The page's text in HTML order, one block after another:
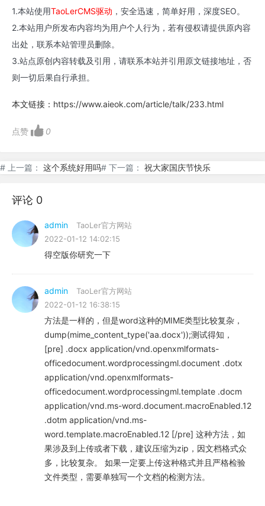
1.本站使用TaoLerCMS驱动 ，安全迅速，简单好用，深度SEO。
2.本站用户所发布内容均为用户个人行为，若有侵权请提供原内容
出处，联系本站管理员删除。
3.站点原创内容转载及引用，请联系本站并引用原文链接地址，否
则一切后果自行承担。
本文链接： https://www.aieok.com/article/talk/233.html
点赞 0
# 上一篇： 这个系统好用吗# 下一篇： 祝大家国庆节快乐
评论 0
admin
TaoLer官方网站
2022-01-12 14:02:15
得空版你研究一下
admin
TaoLer官方网站
2022-01-12 16:38:15
方法是一样的，但是word这种的MIME类型比较复杂，
dump(mime_content_type('aa.docx'));测试得知，
[pre] .docx application/vnd.openxmlformats-
officedocument.wordprocessingml.document .dotx
application/vnd.openxmlformats-
officedocument.wordprocessingml.template .docm
application/vnd.ms-word.document.macroEnabled.12
.dotm application/vnd.ms-
word.template.macroEnabled.12 [/pre] 这种方法，如
果涉及到上传或者下载，建议压缩为zip，因文档格式众
多，比较复杂。 如果一定要上传这种格式并且严格检验
文件类型，需要单独写一个文档的检测方法。